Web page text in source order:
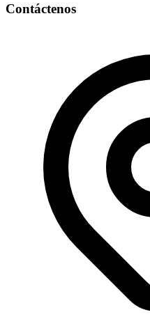
Contáctenos